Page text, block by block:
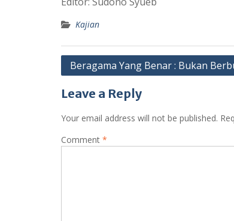
Kajian
Post
Beragama Yang Benar : Bukan
Leave a Reply
Your email address will not be published.
Comment *